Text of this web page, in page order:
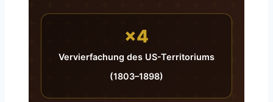
×4
Vervierfachung des US-Territoriums
(1803–1898)